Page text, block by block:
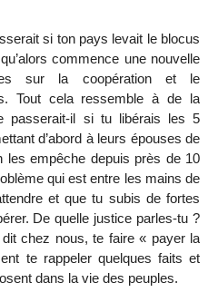
si ton pays levait le blocus
commence une nouvelle
sur la coopération et le
Tout cela ressemble à de la
passerait-il si tu libérais les 5
d’abord à leurs épouses de
les empêche depuis près de 10
qui est entre les mains de
et que tu subis de fortes
De quelle justice parles-tu ?
chez nous, te faire « payer la
te rappeler quelques faits et
dans la vie des peuples.